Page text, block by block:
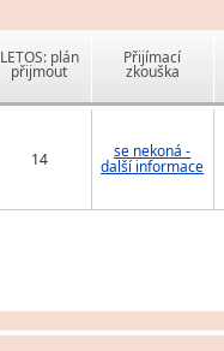
LETOS: plán
přijmout
Přijímací
zkouška
14 se nekoná -
další informace